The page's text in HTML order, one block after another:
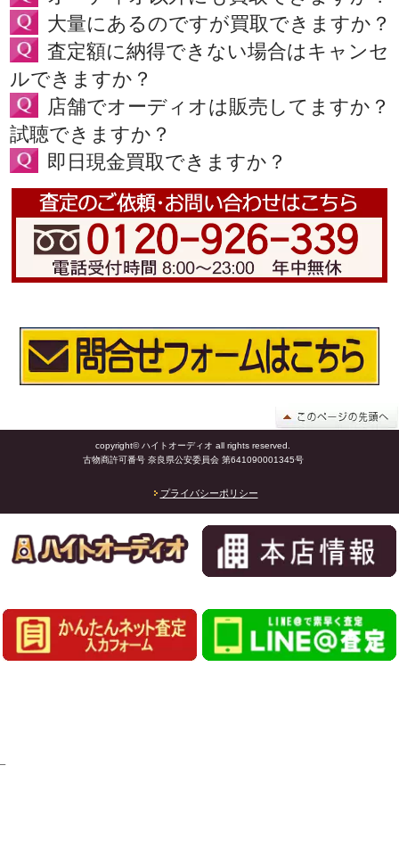
大量にあるのですが買取できますか？
査定額に納得できない場合はキャンセ
ルできますか？
店舗でオーディオは販売してますか？
試聴できますか？
即日現金買取できますか？
copyright© ハイトオーディオ all rights reserved.
古物商許可番号 奈良県公安委員会 第641090001345号
プライバシーポリシー